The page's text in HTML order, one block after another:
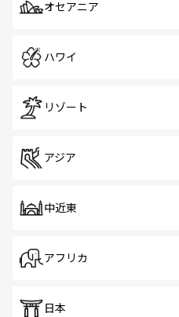
オセアニア
ハワイ
リゾート
アジア
中近東
アフリカ
日本